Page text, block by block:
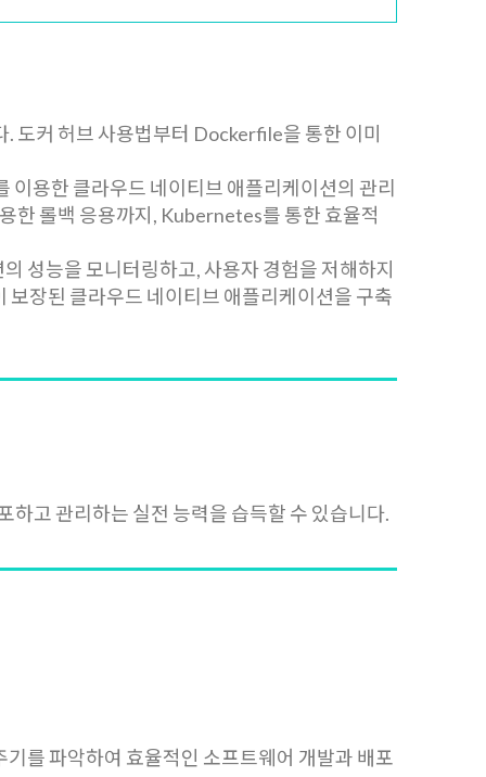
도커 허브 사용법부터 Dockerfile을 통한 이미
용한 클라우드 네이티브 애플리케이션의 관리
한 롤백 응용까지, Kubernetes를 통한 효율적
성능을 모니터링하고, 사용자 경험을 저해하지
장된 클라우드 네이티브 애플리케이션을 구축
하고 관리하는 실전 능력을 습득할 수 있습니다.
를 파악하여 효율적인 소프트웨어 개발과 배포